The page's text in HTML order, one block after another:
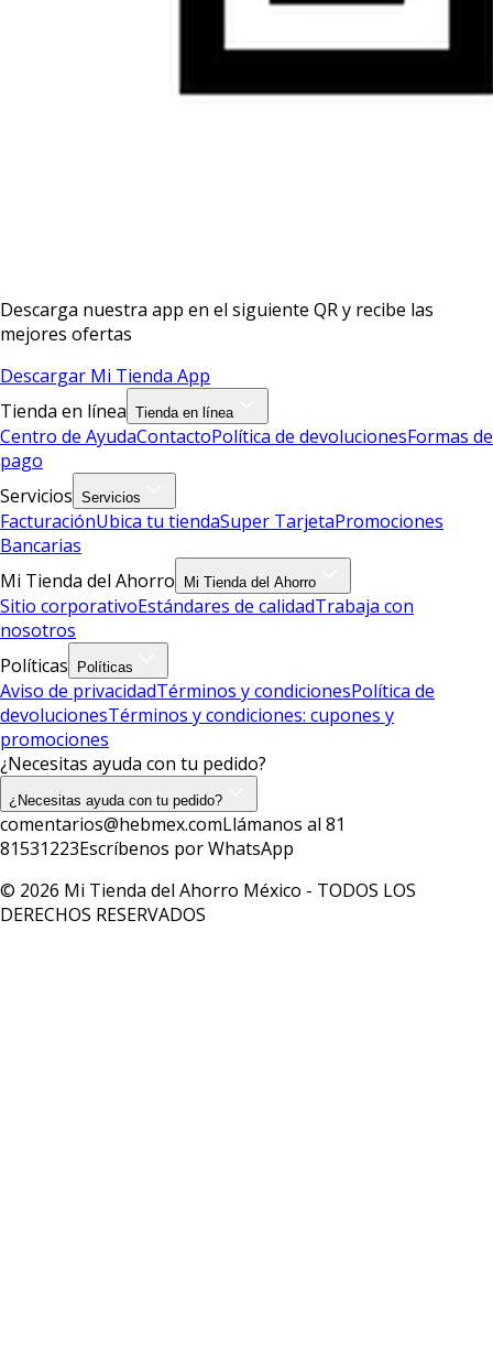
Descarga nuestra app en el siguiente QR y recibe las
mejores ofertas
Descargar Mi Tienda App
Tienda en línea Tienda en línea
Centro de AyudaContactoPolítica de devolucionesFormas de
pago
Servicios Servicios
FacturaciónUbica tu tiendaSuper TarjetaPromociones
Bancarias
Mi Tienda del Ahorro
Mi Tienda del Ahorro
Sitio corporativoEstándares de calidadTrabaja con
nosotros
Políticas
Políticas
Aviso de privacidadTérminos y condicionesPolítica de
devolucionesTérminos y condiciones: cupones y
promociones
¿Necesitas ayuda con tu pedido?
¿Necesitas ayuda con tu pedido?
comentarios@hebmex.comLlámanos al 81
81531223Escríbenos por WhatsApp
© 2026 Mi Tienda del Ahorro México - TODOS LOS
DERECHOS RESERVADOS